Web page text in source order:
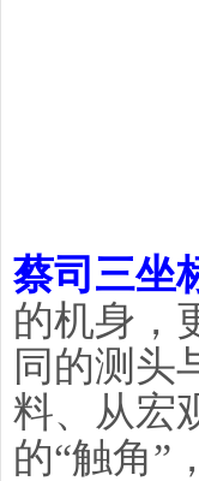
蔡司三坐
的机身，
同的测头
料、从宏
的“触角”